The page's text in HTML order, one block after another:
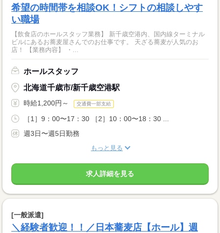
希望の時間帯を相談OK！シフトの相談しやす
い職場
【飲食店のホールスタッフ業務】 新千歳空港内、国内線ターミナル
ビルにあるお蕎麦屋さんでのお仕事です。 天ざる蕎麦が人気のお
店！ 【業務内容】 ・...
ホールスタッフ
北海道千歳市/新千歳空港駅
時給1,200円～ 交通費一部支給
［1］9：00〜17：30 ［2］10：00〜18：30 ...
週3日〜週5日勤務
もっと見る
求人詳細を見る
[一般派遣]
＼経験者歓迎！！／日本蕎麦店【ホール】週